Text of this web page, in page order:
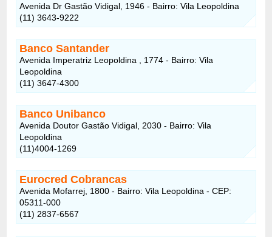
Avenida Dr Gastão Vidigal, 1946 - Bairro: Vila Leopoldina
(11) 3643-9222
Banco Santander
Avenida Imperatriz Leopoldina , 1774 - Bairro: Vila
Leopoldina
(11) 3647-4300
Banco Unibanco
Avenida Doutor Gastão Vidigal, 2030 - Bairro: Vila
Leopoldina
(11)4004-1269
Eurocred Cobrancas
Avenida Mofarrej, 1800 - Bairro: Vila Leopoldina - CEP:
05311-000
(11) 2837-6567